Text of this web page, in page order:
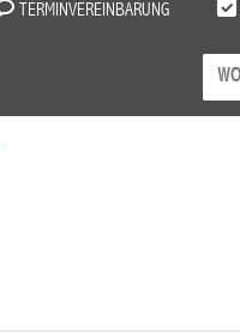
TERMINVEREINBARUNG